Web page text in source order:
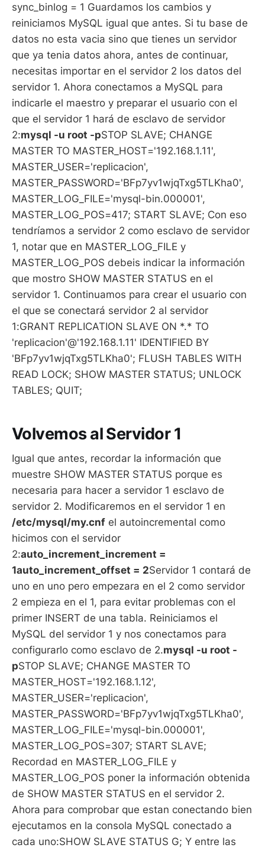
sync_binlog = 1 Guardamos los cambios y
reiniciamos MySQL igual que antes. Si tu base de
datos no esta vacia sino que tienes un servidor
que ya tenia datos ahora, antes de continuar,
necesitas importar en el servidor 2 los datos del
servidor 1. Ahora conectamos a MySQL para
indicarle el maestro y preparar el usuario con el
que el servidor 1 hará de esclavo de servidor
2:mysql -u root -pSTOP SLAVE; CHANGE
MASTER TO MASTER_HOST='192.168.1.11',
MASTER_USER='replicacion',
MASTER_PASSWORD='BFp7yv1wjqTxg5TLKha0',
MASTER_LOG_FILE='mysql-bin.000001',
MASTER_LOG_POS=417; START SLAVE; Con eso
tendríamos a servidor 2 como esclavo de servidor
1, notar que en MASTER_LOG_FILE y
MASTER_LOG_POS debeis indicar la información
que mostro SHOW MASTER STATUS en el
servidor 1. Continuamos para crear el usuario con
el que se conectará servidor 2 al servidor
1:GRANT REPLICATION SLAVE ON *.* TO
'replicacion'@'192.168.1.11' IDENTIFIED BY
'BFp7yv1wjqTxg5TLKha0'; FLUSH TABLES WITH
READ LOCK; SHOW MASTER STATUS; UNLOCK
TABLES; QUIT;
Volvemos al Servidor 1
Igual que antes, recordar la información que
muestre SHOW MASTER STATUS porque es
necesaria para hacer a servidor 1 esclavo de
servidor 2. Modificaremos en el servidor 1 en
/etc/mysql/my.cnf el autoincremental como
hicimos con el servidor
2:auto_increment_increment =
1auto_increment_offset = 2Servidor 1 contará de
uno en uno pero empezara en el 2 como servidor
2 empieza en el 1, para evitar problemas con el
primer INSERT de una tabla. Reiniciamos el
MySQL del servidor 1 y nos conectamos para
configurarlo como esclavo de 2.mysql -u root -
pSTOP SLAVE; CHANGE MASTER TO
MASTER_HOST='192.168.1.12',
MASTER_USER='replicacion',
MASTER_PASSWORD='BFp7yv1wjqTxg5TLKha0',
MASTER_LOG_FILE='mysql-bin.000001',
MASTER_LOG_POS=307; START SLAVE;
Recordad en MASTER_LOG_FILE y
MASTER_LOG_POS poner la información obtenida
de SHOW MASTER STATUS en el servidor 2.
Ahora para comprobar que estan conectando bien
ejecutamos en la consola MySQL conectado a
cada uno:SHOW SLAVE STATUS G; Y entre las